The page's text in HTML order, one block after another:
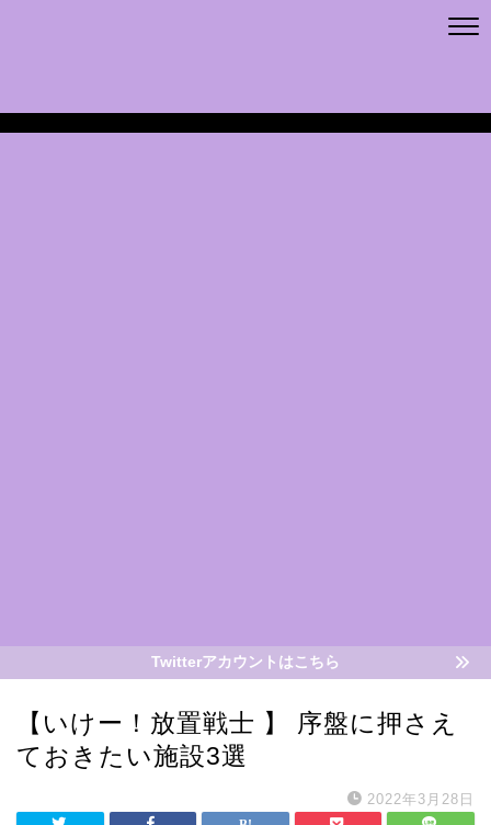
Twitterアカウントはこちら
【いけー！放置戦士 】 序盤に押さえ
ておきたい施設3選
2022年3月28日